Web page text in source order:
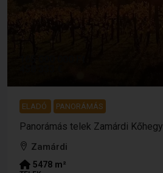
ELADÓ PANORÁMÁS
Panorámás telek Zamárdi Kőhegy
Zamárdi
5478 m²